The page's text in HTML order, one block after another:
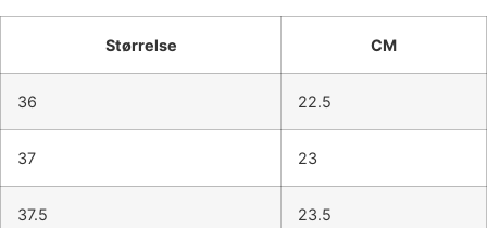
Størrelse CM
36 22.5
37 23
37.5 23.5